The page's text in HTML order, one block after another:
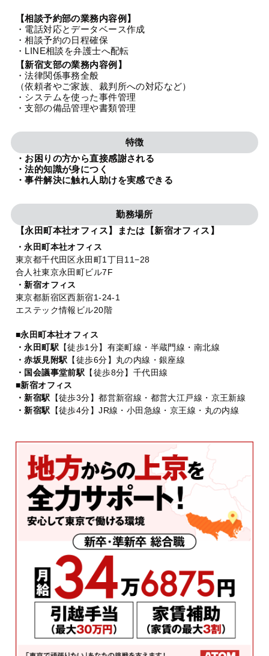
【相談予約部の業務内容例】
・電話対応とデータベース作成
・相談予約の日程確保
・LINE相談を弁護士へ配転
【新宿支部の業務内容例】
・法律関係事務全般
（依頼者やご家族、裁判所への対応など）
・システムを使った事件管理
・支部の備品管理や書類管理
特徴
・お困りの方から直接感謝される
・法的知識が身につく
・事件解決に触れ人助けを実感できる
勤務場所
【永田町本社オフィス】または【新宿オフィス】
・永田町本社オフィス
東京都千代田区永田町1丁目11−28
合人社東京永田町ビル7F
・新宿オフィス
東京都新宿区西新宿1-24-1
エステック情報ビル20階
■永田町本社オフィス
・永田町駅 【徒歩1分】有楽町線・半蔵門線・南北線
・赤坂見附駅 【徒歩6分】丸の内線・銀座線
・国会議事堂前駅 【徒歩8分】千代田線
■新宿オフィス
・新宿駅 【徒歩3分】都営新宿線・都営大江戸線・京王新線
・新宿駅 【徒歩4分】JR線・小田急線・京王線・丸の内線
法人グループ
プライバシーポリシー 利用規約 内部通報
TikTok受賞 定義集